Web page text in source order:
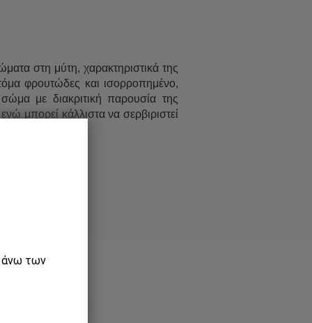
στη μύτη, χαρακτηριστικά της
φρουτώδες και ισορροπημένο,
με διακριτική παρουσία της
μπορεί κάλλιστα να σερβιριστεί
άνω των